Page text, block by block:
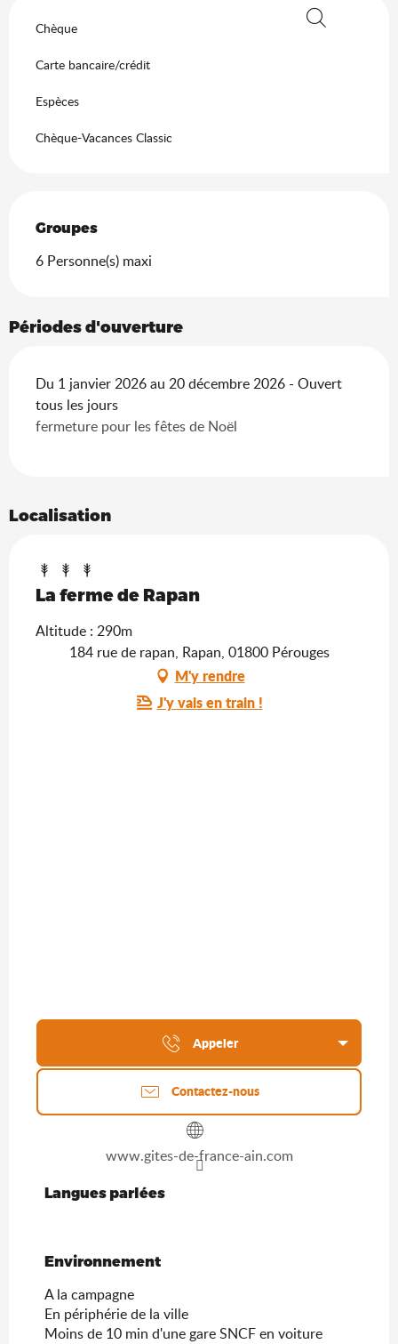
Chèque
Carte bancaire/crédit
Espèces
Chèque-Vacances Classic
Groupes
Groupes
6 Personne(s) maxi
Périodes d'ouverture
Du 1 janvier 2026 au 20 décembre 2026 - Ouvert
tous les jours
fermeture pour les fêtes de Noël
Localisation
La ferme de Rapan
Altitude : 290m
184 rue de rapan, Rapan, 01800 Pérouges
M'y rendre
J'y vais en train !
Appeler
Contactez-nous
www.gites-de-france-ain.com
Langues parlées
Langues parlées
Environnement
Environnement
A la campagne
En périphérie de la ville
Moins de 10 min d'une gare SNCF en voiture